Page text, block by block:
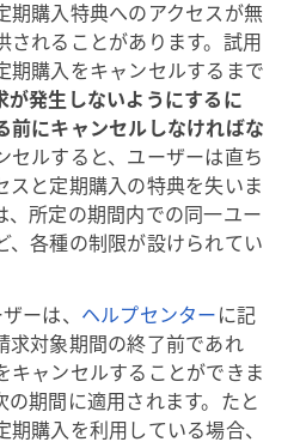
期購入特典へのアクセスが無
されることがあります。試用
期購入をキャンセルするまで
が発生しないようにするに
前にキャンセルしなければな
セルすると、ユーザーは直ち
スと定期購入の特典を失いま
、所定の期間内での同一ユー
、各種の制限が設けられてい
ーは、 ヘルプセンター に記
求対象期間の終了前であれ
キャンセルすることができま
期間に適用されます。たと
購入を利用している場合、